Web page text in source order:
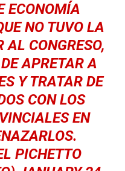
ECONOMÍA
NO TUVO LA
AL CONGRESO,
APRETAR A
Y TRATAR DE
CON LOS
EN
PICHETTO